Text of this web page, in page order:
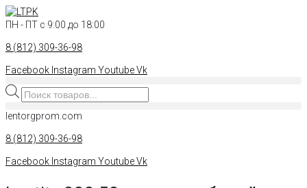
Перейти
кПН - ПТ с 9:00 до 18:00
8 (812) 309-36-98
Facebook Instagram YoutubeVk
Поиск
товаров
lentorgprom.com
8 (812) 309-36-98
Facebook Instagram YoutubeVk